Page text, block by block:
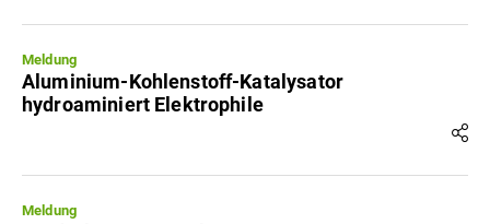
Meldung
Aluminium-Kohlenstoff-Katalysator
hydroaminiert Elektrophile
Meldung